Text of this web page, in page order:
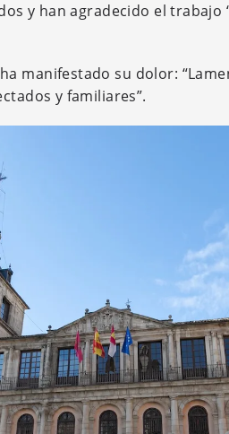
y han agradecido el trabajo
manifestado su dolor:
y familiares”.